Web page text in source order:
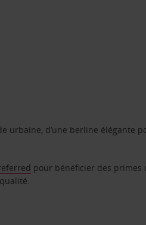
urbaine, d’une berline élégante
pour bénéficier des primes